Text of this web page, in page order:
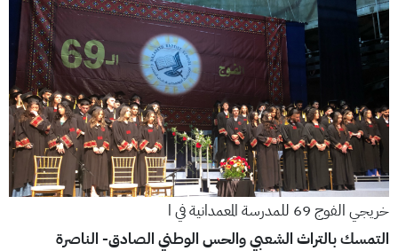
خريجي الفوج 69 للمدرسة المعمدانية في ا
التمسك بالتراث الشعبي والحس الوطني الصادق- الناصرة